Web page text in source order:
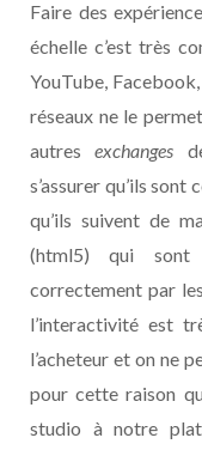
Faire des
échelle c’est très
YouTube,
réseaux ne le
autresexchanges
s’assurer qu’ils
qu’ils suivent de
(html5) qui sont
correctement par
l’interactivité est
l’acheteur et on ne
pour cette raison
studio à notre